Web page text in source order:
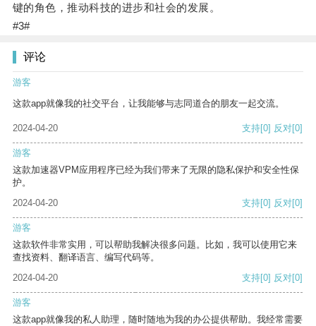
键的角色，推动科技的进步和社会的发展。
#3#
评论
游客
这款app就像我的社交平台，让我能够与志同道合的朋友一起交流。
2024-04-20 支持[0] 反对[0]
游客
这款加速器VPM应用程序已经为我们带来了无限的隐私保护和安全性保
护。
2024-04-20
支持[0] 反对[0]
游客
这款软件非常实用，可以帮助我解决很多问题。比如，我可以使用它来
查找资料、翻译语言、编写代码等。
2024-04-20
支持[0] 反对[0]
游客
这款app就像我的私人助理，随时随地为我的办公提供帮助。我经常需要